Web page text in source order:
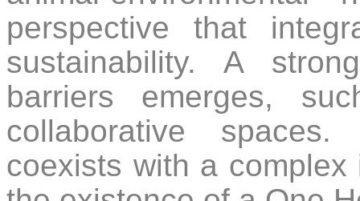
perspective that
sustainability. A
barriers emerges,
collaborative
coexists with a